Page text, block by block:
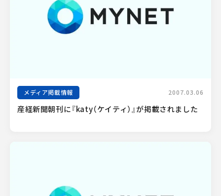
メディア掲載情報 2007.03.06
産経新聞朝刊に『katy（ケイティ）』が掲載されました